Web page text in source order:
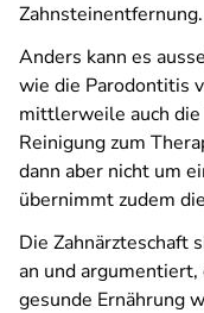
Zahnsteinentfernung.
Anders kann es
wie die Parodontitis
mittlerweile auch
Reinigung zum
dann aber nicht um
übernimmt zudem die
Die Zahnärzteschaft
an und
gesunde Ernährung